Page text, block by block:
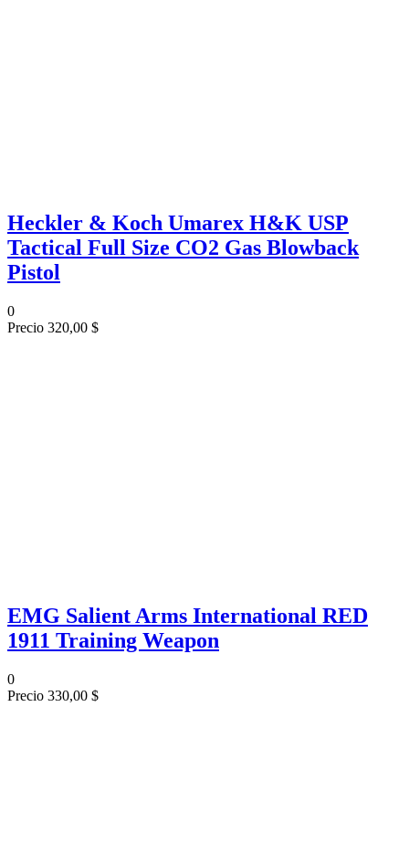
Heckler & Koch Umarex H&K USP
Tactical Full Size CO2 Gas Blowback
Pistol
0
Precio 320,00 $
EMG Salient Arms International RED
1911 Training Weapon
0
Precio 330,00 $